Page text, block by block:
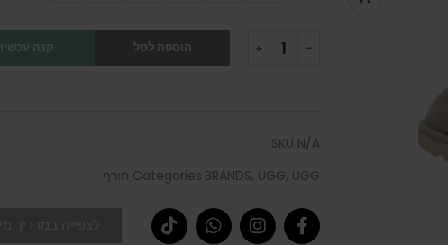
הוספה לסל קנה עכשיו
SKU N/A
Categories BRANDS, UGG, UGG חורף